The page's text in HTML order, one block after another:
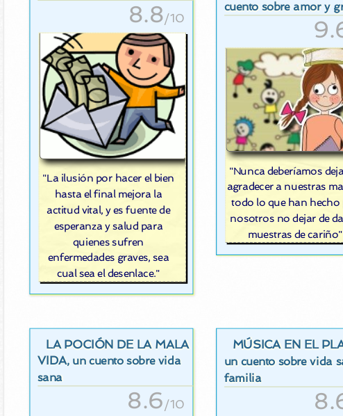
8.8/10
"La ilusión por hacer el bien
hasta el final mejora la
actitud vital, y es fuente de
esperanza y salud para
quienes sufren
enfermedades graves, sea
cual sea el desenlace."
cuento sobre amor y
"Nunca deberíamos
agradecer a nuestras
todo lo que han hecho
nosotros no dejar de
muestras de cariño"
LA POCIÓN DE LA MALA
VIDA, un cuento sobre vida
sana
8.6 /10
MÚSICA EN EL
un cuento sobre vida
familia